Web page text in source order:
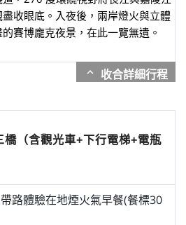
收眼底。入夜後，兩岸燈火與立體
賽博龐克夜景，在此一覽無遺。
expand_more
（含觀光車+下行電梯+電瓶
路體驗在地煙火氣早餐(餐標30